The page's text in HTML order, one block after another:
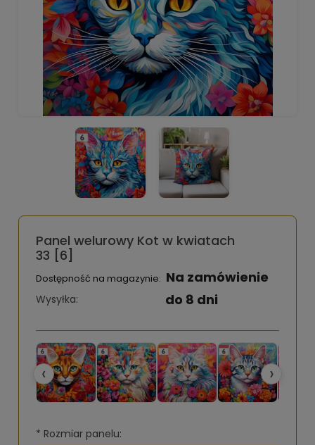
Panel welurowy Kot w kwiatach
33 [6]
Dostępność na magazynie: Na zamówienie
Wysyłka: do 8 dni
‹ ›
* Rozmiar panelu: